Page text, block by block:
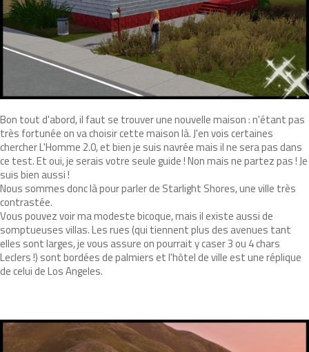
Bon tout d'abord, il faut se trouver une nouvelle maison : n'étant pas
très fortunée on va choisir cette maison là. J'en vois certaines
chercher L'Homme 2.0, et bien je suis navrée mais il ne sera pas dans
ce test. Et oui, je serais votre seule guide ! Non mais ne partez pas ! Je
suis bien aussi !
Nous sommes donc là pour parler de Starlight Shores, une ville très
contrastée.
Vous pouvez voir ma modeste bicoque, mais il existe aussi de
somptueuses villas. Les rues (qui tiennent plus des avenues tant
elles sont larges, je vous assure on pourrait y caser 3 ou 4 chars
Leclers !) sont bordées de palmiers et l'hôtel de ville est une réplique
de celui de Los Angeles.